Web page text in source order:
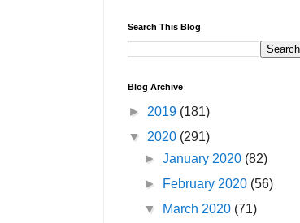
Search This Blog
Blog Archive
► 2019 (181)
▼ 2020 (291)
►January 2020 (82)
►
February 2020 (56)
▼
March 2020 (71)